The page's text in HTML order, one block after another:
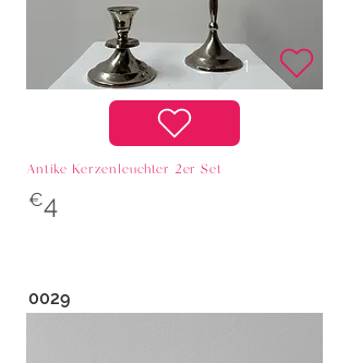
Antike Kerzenleuchter 2er Set
4
€
0029